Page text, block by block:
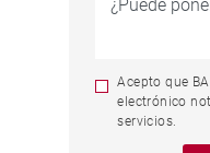
Acepto que
electrónico
servicios.